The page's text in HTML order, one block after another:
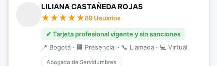
LILIANA CASTAÑEDA ROJAS
89 Usuarios
✔ Tarjeta profesional vigente y sin sanciones
📍 Bogotá · 🏢 Presencial · 📞 Llamada · 💻 Virtual
Abogado de Servidumbres